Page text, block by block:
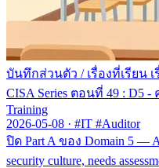
บันทึกส่วนตัว / เรื่องที่เรียน
CISA Series ตอนที่ 49 : D5 -
Training
2026-05-08 · #IT #Auditor
ปิด Part A ของ Domain 5 —
security culture, needs